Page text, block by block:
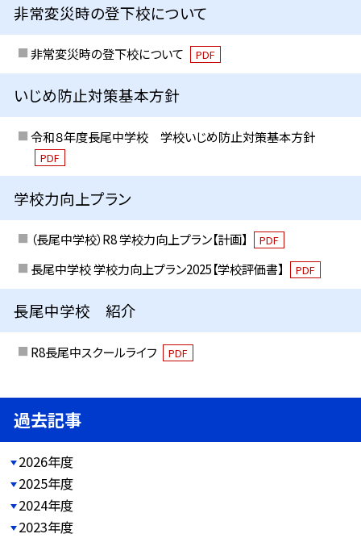
非常変災時の登下校について
非常変災時の登下校について PDF
いじめ防止対策基本方針
令和８年度長尾中学校 学校いじめ防止対策基本方針
PDF
学校力向上プラン
（長尾中学校）R8 学校力向上プラン【計画】 PDF
長尾中学校 学校力向上プラン2025【学校評価書】 PDF
長尾中学校 紹介
R8長尾中スクールライフ PDF
過去記事
2026年度
2025年度
2024年度
2023年度